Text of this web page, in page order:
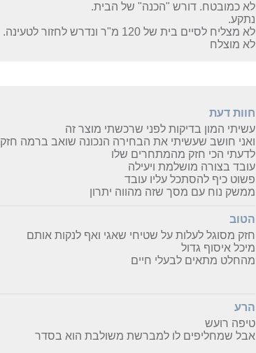
לא כמובטח. דורש "הכנה" של הבית.
נתקע.
לא מצליח לסיים בית של 120 מ"ר ונדרש לחזור לטעינה.
לא מוצלח
חוות דעת
עשיתי המון בדיקות לפני שרכשתי מוצר זה
ואני חושב שעשיתי את הבחירה הנכונה שואב ברמה חזק
לדעתי הכי חזק מהמתחרים שלו
עובד בצורה מושלמת ויעילה
פשוט כיף להסתכל עליו עובד
ממשק נוח עם מסך שזה מהווה יתרון
הטוב
חזק מסוגל לעלות על שטיחי שאגי ואף לנקות אותם
מיכל איסוף גדול
מהחלט מתאים לבעלי חיים
הרע
טיפה רועש
אבל שמחליפים לו למברשת משולבת הוא בסדר